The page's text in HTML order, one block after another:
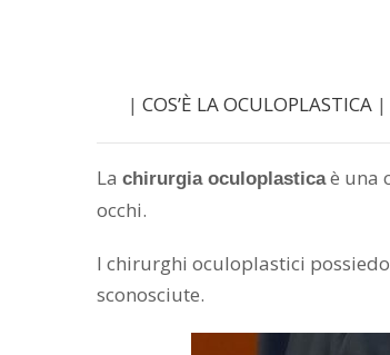
| COS’È LA OCULOPLASTICA|
La chirurgia oculoplasticaè una
occhi.
I chirurghi oculoplastici
sconosciute.